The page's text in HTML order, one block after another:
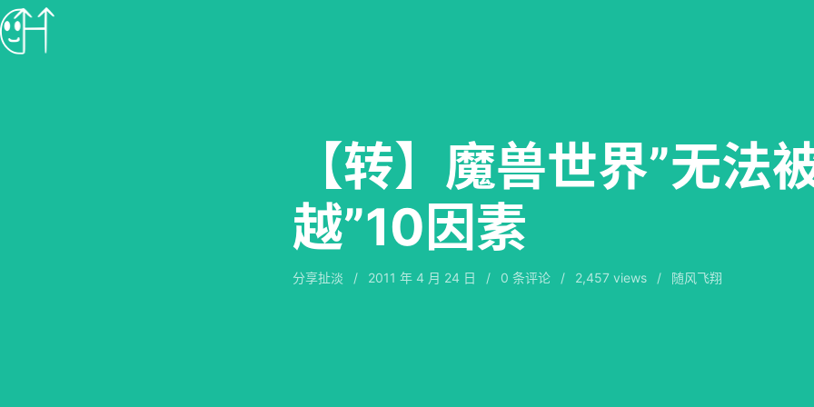
【转】魔兽世界”无法
越”10因素
分享扯淡 / 2011 年 4 月 24 日 / 0 条评论 / 2,457 views / 随风飞翔